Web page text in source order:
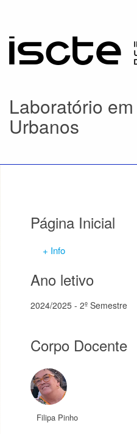
Laboratório
Urbanos
Página Inicial
+ Info
Ano letivo
2024/2025 - 2º Semestre
Corpo Docente
Filipa Pinho